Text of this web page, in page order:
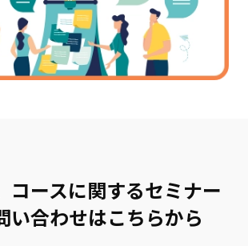
ナー (4)
ーション(63)
ーション(17)
ーション・会議運営(4)
キル
・タイムマネジメント (17)
コースに関するセミナー
い合わせはこちらから